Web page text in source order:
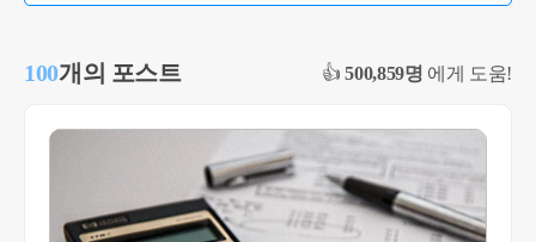
사하셔서 2년 이상 거주하셔야 안전히 장특공을 받
100개의 포스트 👍500,859명 에게 도움!